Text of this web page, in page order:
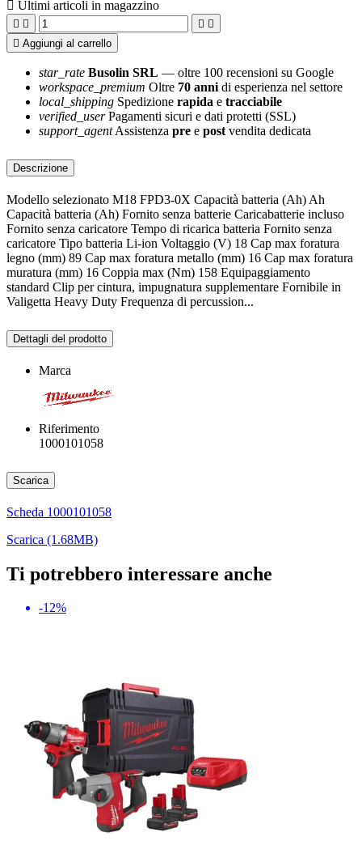
 Ultimi articoli in magazzino
   
 Aggiungi al carrello
star_rate Busolin SRL — oltre 100 recensioni su Google
workspace_premium Oltre 70 anni di esperienza nel settore
local_shipping Spedizione rapida e tracciabile
verified_user Pagamenti sicuri e dati protetti (SSL)
support_agent Assistenza pre e post vendita dedicata
Descrizione
Modello selezionato M18 FPD3-0X Capacità batteria (Ah) Ah
Capacità batteria (Ah) Fornito senza batterie Caricabatterie incluso
Fornito senza caricatore Tempo di ricarica batteria Fornito senza
caricatore Tipo batteria Li-ion Voltaggio (V) 18 Cap max foratura
legno (mm) 89 Cap max foratura metallo (mm) 16 Cap max foratura
muratura (mm) 16 Coppia max (Nm) 158 Equipaggiamento
standard Clip per cintura, impugnatura supplementare Fornibile in
Valigetta Heavy Duty Frequenza di percussion...
Dettagli del prodotto
Marca
Riferimento
1000101058
Scarica
Scheda 1000101058
Scarica (1.68MB)
Ti potrebbero interessare anche
-12%